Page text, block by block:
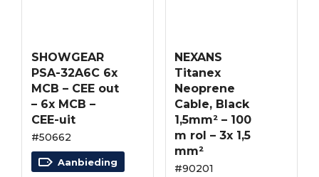
SHOWGEAR
PSA-32A6C 6x
MCB – CEE out
– 6x MCB –
CEE-uit
#50662
Aanbieding
NEXANS
Titanex
Neoprene
Cable, Black
1,5mm² – 100
m rol – 3x 1,5
mm²
#90201